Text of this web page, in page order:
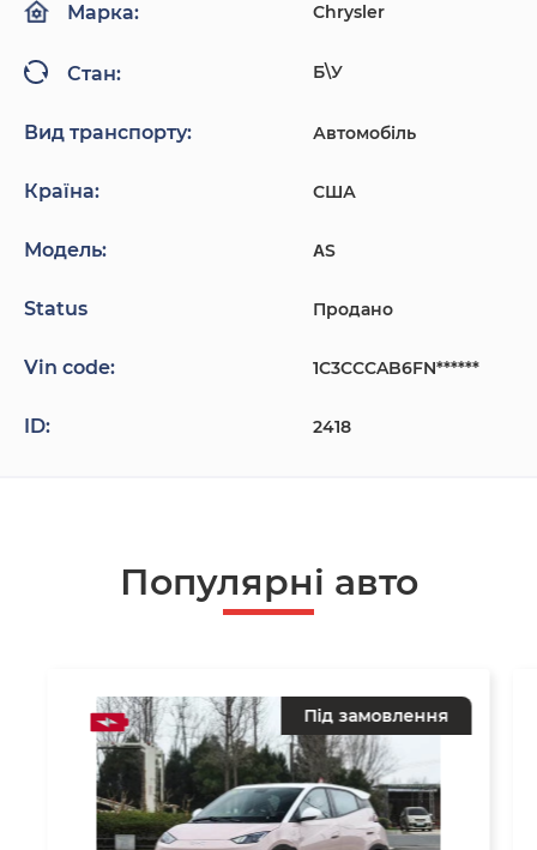
Марка: Chrysler
Стан: Б\У
Вид транспорту: Автомобіль
Країна: США
Модель: ΑS
Status Продано
Vin code: 1C3CCCAB6FN******
ID: 2418
Популярнi авто
Під замовлення